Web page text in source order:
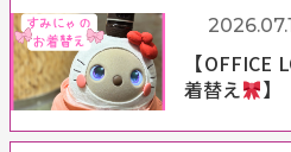
【OFFICE
着替え
】